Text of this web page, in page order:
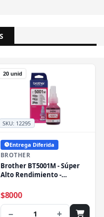
SKU: 12295
20 unid
Entrega Diferida
BROTHER
Brother BT5001M - Súper
Alto Rendimiento -
recarga de tinta - para
Brother DCP-T300, DCP-
T820DW, MFC-T800W
$8000
− 1 +